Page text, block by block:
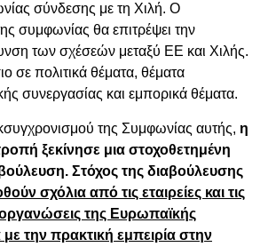
σύνδεσης με τη Χιλή. Ο
συμφωνίας θα επιτρέψει την
των σχέσεών μεταξύ ΕΕ και Χιλής.
σε πολιτικά θέματα, θέματα
συνεργασίας και εμπορικά θέματα.
της Συμφωνίας αυτής, η
ξεκίνησε μια στοχοθετημένη
Στόχος της διαβούλευσης
σχόλια από τις εταιρείες και τις
οργανώσεις της Ευρωπαϊκής
την πρακτική εμπειρία στην